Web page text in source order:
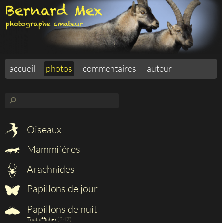
accueil photos commentaires auteur
⚲
Oiseaux
Mammifères
Arachnides
Papillons de jour
Papillons de nuit
Tout afficher (247)